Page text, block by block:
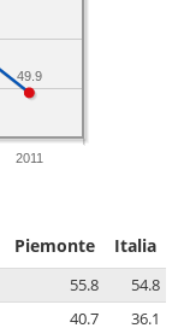
2011
49.9
Piemonte Italia
55.8
54.8
40.7
36.1